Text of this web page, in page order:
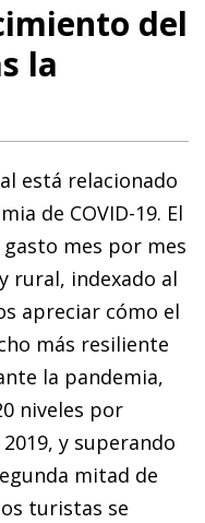
del
la
está relacionado
de COVID-19. El
mes por mes
rural, indexado al
apreciar cómo el
más resiliente
la pandemia,
niveles por
y superando
mitad de
turistas se